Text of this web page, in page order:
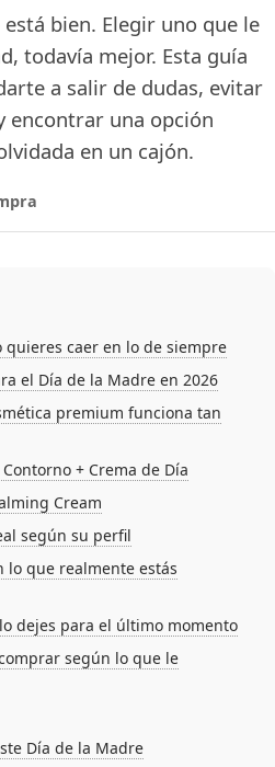
bien. Elegir uno que le
todavía mejor. Esta guía
a salir de dudas, evitar
encontrar una opción
en un cajón.
caer en lo de siempre
el Día de la Madre en 2026
premium funciona tan
+ Crema de Día
Cream
según su perfil
lo que realmente estás
dejes para el último momento
según lo que le
Día de la Madre